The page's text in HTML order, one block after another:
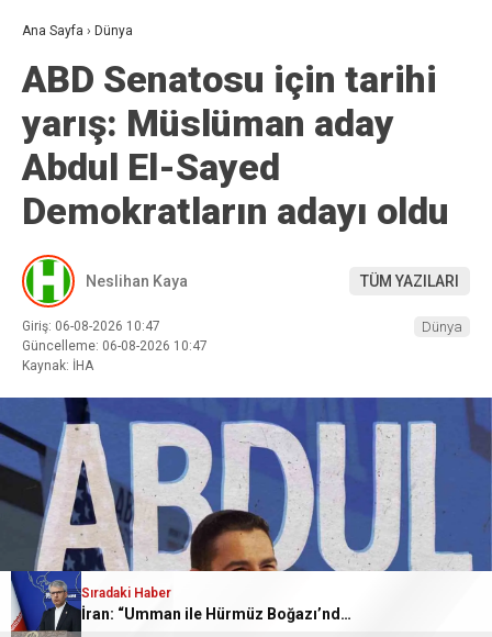
Ana Sayfa › Dünya
ABD Senatosu için tarihi
yarış: Müslüman aday
Abdul El-Sayed
Demokratların adayı oldu
Neslihan Kaya TÜM YAZILARI
Giriş: 06-08-2026 10:47
Güncelleme: 06-08-2026 10:47
Kaynak: İHA
Dünya
Sıradaki Haber
İran: “Umman ile Hürmüz Boğazı’ndaki deniz ulaşım güzergahının coğrafi özelliklerine ilişkin mutabakata varıldı”